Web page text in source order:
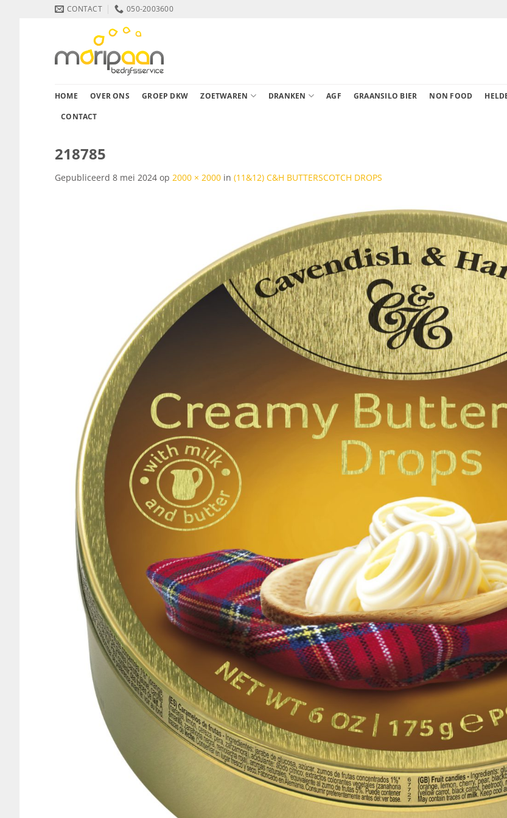
CONTACT 050-2003600
HOME OVER ONS GROEP DKW ZOETWAREN DRANKEN AGF GRAANSILO BIER NON FOOD
CONTACT
218785
Gepubliceerd 8 mei 2024 op 2000 × 2000 in (11&12) C&H BUTTERSCOTCH DROPS